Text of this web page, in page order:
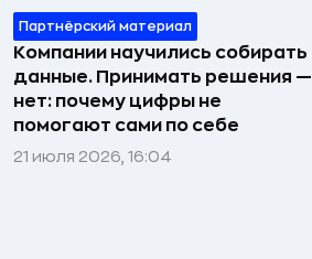
Партнёрский материал
Компании научились собирать
данные. Принимать решения —
нет: почему цифры не
помогают сами по себе
21 июля 2026, 16:04